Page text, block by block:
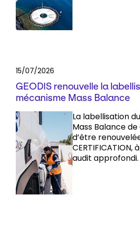
15/07/2026
GEODIS renouvelle la
mécanisme Mass Balance
La labellisation
Mass Balance de
d’être
CERTIFICATION,
audit approfondi.